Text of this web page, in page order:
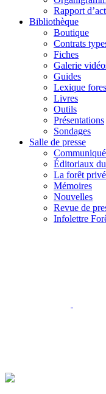
Rapport
Bibliothèque
Boutique
Contrats
Fiches
Galerie
Guides
Lexique
Livres
Outils
Présentations
Sondages
Salle de presse
Éditoriaux
La forêt
Mémoires
Nouvelles
Revue de
Infolettre